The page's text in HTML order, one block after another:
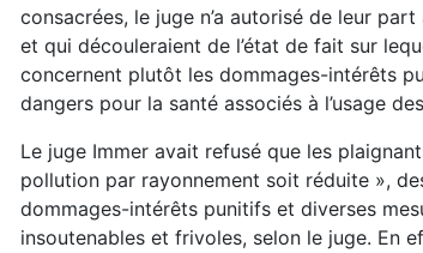
consacrées, le juge n’a autorisé de leur
et qui découleraient de l’état de fait sur
concernent plutôt les dommages-intérêts
dangers pour la santé associés à l’usage
Le juge Immer avait refusé que les
pollution par rayonnement soit réduite »,
dommages-intérêts punitifs et diverses
insoutenables et frivoles, selon le juge. En